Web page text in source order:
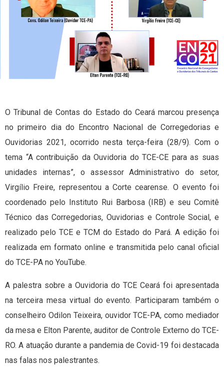
O Tribunal de Contas do Estado do Ceará marcou presença
no primeiro dia do Encontro Nacional de Corregedorias e
Ouvidorias 2021, ocorrido nesta terça-feira (28/9). Com o
tema “A contribuição da Ouvidoria do TCE-CE para as suas
unidades internas”, o assessor Administrativo do setor,
Virgílio Freire, representou a Corte cearense. O evento foi
coordenado pelo Instituto Rui Barbosa (IRB) e seu Comitê
Técnico das Corregedorias, Ouvidorias e Controle Social, e
realizado pelo TCE e TCM do Estado do Pará. A edição foi
realizada em formato online e transmitida pelo canal oficial
do TCE-PA no YouTube.
A palestra sobre a Ouvidoria do TCE Ceará foi apresentada
na terceira mesa virtual do evento. Participaram também o
conselheiro Odilon Teixeira, ouvidor TCE-PA, como mediador
da mesa e Elton Parente, auditor de Controle Externo do TCE-
RO. A atuação durante a pandemia de Covid-19 foi destacada
nas falas nos palestrantes.